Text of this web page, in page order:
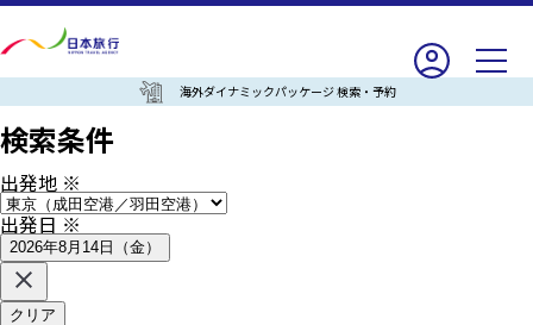
海外ダイナミックパッケージ 検索・予約
検索条件
出発地 ※
出発日※
2026年8月14日（金）
クリア